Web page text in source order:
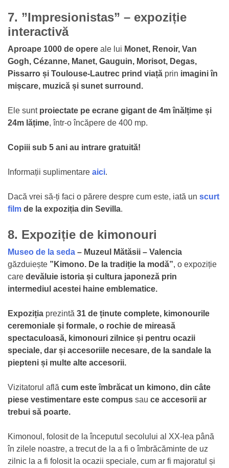
7. ”Impresionistas” – expoziție
interactivă
Aproape 1000 de opere ale lui Monet, Renoir, Van
Gogh, Cézanne, Manet, Gauguin, Morisot, Degas,
Pissarro și Toulouse-Lautrec prind viață prin imagini în
mișcare, muzică și sunet surround.
Ele sunt proiectate pe ecrane gigant de 4m înălțime și
24m lățime, într-o încăpere de 400 mp.
Copiii sub 5 ani au intrare gratuită!
Informații suplimentare aici.
Dacă vrei să-ți faci o părere despre cum este, iată un scurt
film de la expoziția din Sevilla.
8. Expoziție de kimonouri
Museo de la seda – Muzeul Mătăsii – Valencia
găzduiește ”Kimono. De la tradiție la modă”, o expoziție
care devăluie istoria și cultura japoneză prin
intermediul acestei haine emblematice.
Expoziția prezintă 31 de ținute complete, kimonourile
ceremoniale și formale, o rochie de mireasă
spectaculoasă, kimonouri zilnice și pentru ocazii
speciale, dar și accesoriile necesare, de la sandale la
piepteni și multe alte accesorii.
Vizitatorul află cum este îmbrăcat un kimono, din câte
piese vestimentare este compus sau ce accesorii ar
trebui să poarte.
Kimonoul, folosit de la începutul secolului al XX-lea până
în zilele noastre, a trecut de la a fi o îmbrăcăminte de uz
zilnic la a fi folosit la ocazii speciale, cum ar fi majoratul și